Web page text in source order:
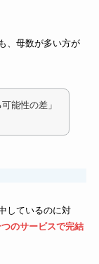
、母数が多い方が
能性の差」
しているのに対
のサービスで完結